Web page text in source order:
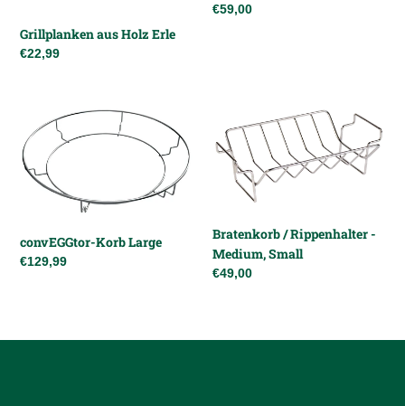
Grillplanken aus Holz Erle
Normaler
€22,99
Normaler
€59,00
convEGGtor-
Korb
Large
convEGGtor-Korb Large
Normaler
€129,99
Rippenhalter
Medium,
Bratenkorb / Rippenhalter -
Medium, Small
Normaler
€49,00